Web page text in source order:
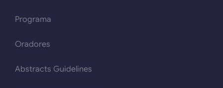
Programa
Oradores
Abstracts Guidelines